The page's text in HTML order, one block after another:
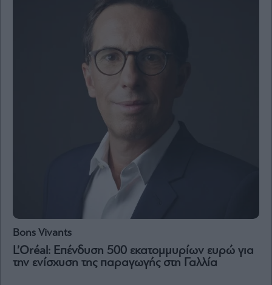
Bons Vivants
L’Oréal: Επένδυση 500 εκατομμυρίων ευρώ για
την ενίσχυση της παραγωγής στη Γαλλία